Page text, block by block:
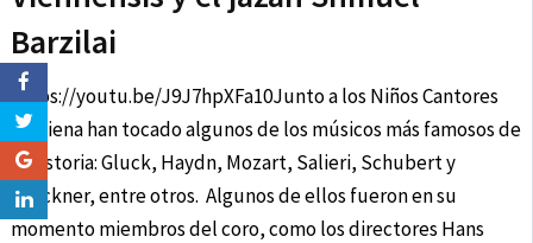
Barzilai
https://youtu.be/J9J7hpXFa10Junto a los Niños Cantores
de Viena han tocado algunos de los músicos más famosos de
la historia: Gluck, Haydn, Mozart, Salieri, Schubert y
Bruckner, entre otros. Algunos de ellos fueron en su
momento miembros del coro, como los directores Hans